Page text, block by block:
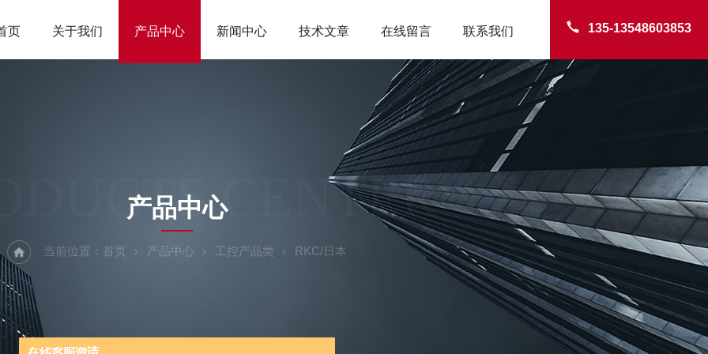
135-13548603853
页 关于我们 产品中心 新闻中心 技术文章 在线留言 联系我们
CENTER
产品中心
当前位置： 首页 产品中心 工控产品类 RKC/日本